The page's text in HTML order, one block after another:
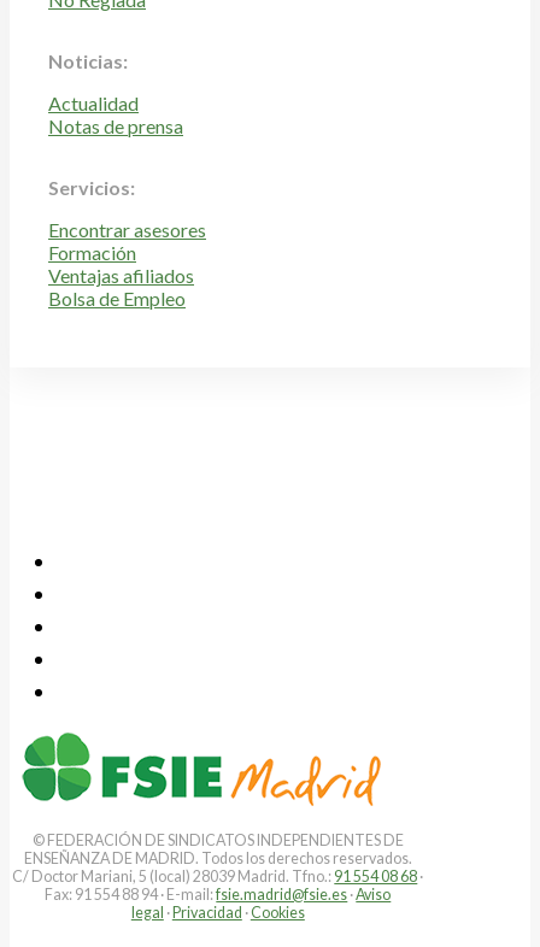
Noticias:
Actualidad
Notas de prensa
Servicios:
Encontrar asesores
Formación
Ventajas afiliados
Bolsa de Empleo
© FEDERACIÓN DE SINDICATOS INDEPENDIENTES DE
ENSEÑANZA DE MADRID. Todos los derechos reservados.
C/ Doctor Mariani, 5 (local) 28039 Madrid. Tfno.: 91 554 08 68 ·
Fax: 91 554 88 94 · E-mail:fsie.madrid@fsie.es ·Aviso
legal · Privacidad · Cookies